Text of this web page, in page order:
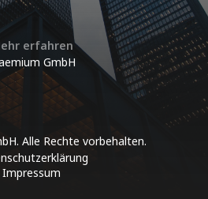
erfahren
GmbH
Alle Rechte vorbehalten.
Impressum